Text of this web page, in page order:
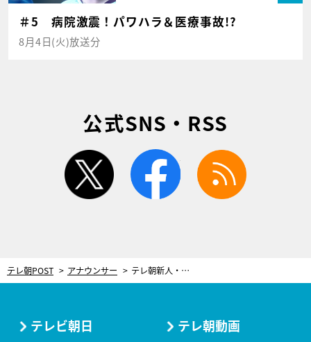
＃5 病院激震！パワハラ＆医療事故!?
8月4日(火)放送分
公式SNS・RSS
twitter facebook
テレ朝POST アナウンサー テレ朝新人・三山賀子アナ「誰にも見られたくなくて…」意外な秘密を告白
テレビ朝日 テレ朝動画